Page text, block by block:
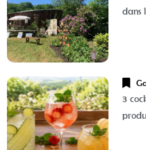
dans
3